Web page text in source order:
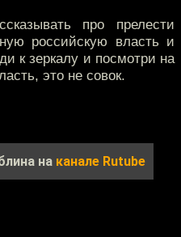
про прелести
российскую власть и
к зеркалу и посмотри на
это не совок.
на канале Rutube